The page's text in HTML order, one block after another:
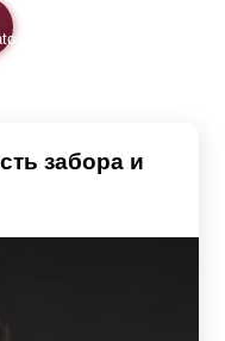
забора и